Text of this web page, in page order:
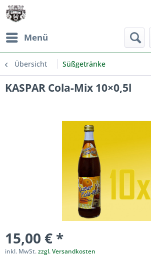
Menü
Übersicht Süßgetränke
KASPAR Cola-Mix 10×0,5l
15,00 € *
inkl. MwSt.zzgl. Versandkosten